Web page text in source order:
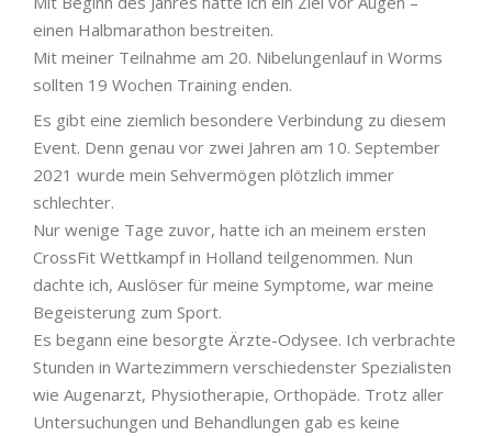
einen Halbmarathon bestreiten.
Mit meiner Teilnahme am 20. Nibelungenlauf in Worms
sollten 19 Wochen Training enden.
Es gibt eine ziemlich besondere Verbindung zu diesem
Event. Denn genau vor zwei Jahren am 10. September
2021 wurde mein Sehvermögen plötzlich immer
schlechter.
Nur wenige Tage zuvor, hatte ich an meinem ersten
CrossFit Wettkampf in Holland teilgenommen. Nun
dachte ich, Auslöser für meine Symptome, war meine
Begeisterung zum Sport.
Es begann eine besorgte Ärzte-Odysee. Ich verbrachte
Stunden in Wartezimmern verschiedenster Spezialisten
wie Augenarzt, Physiotherapie, Orthopäde. Trotz aller
Untersuchungen und Behandlungen gab es keine